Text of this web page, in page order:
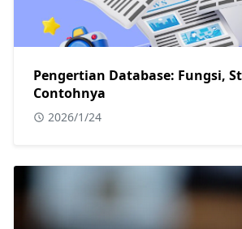
Pengertian Database: Fungsi,
Contohnya
2026/1/24